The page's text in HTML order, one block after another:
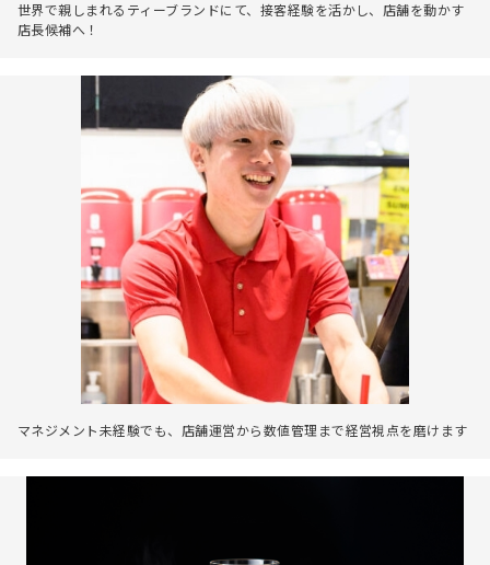
世界で親しまれるティーブランドにて、接客経験を活かし、店舗を動かす
店長候補へ！
マネジメント未経験でも、店舗運営から数値管理まで経営視点を磨けます